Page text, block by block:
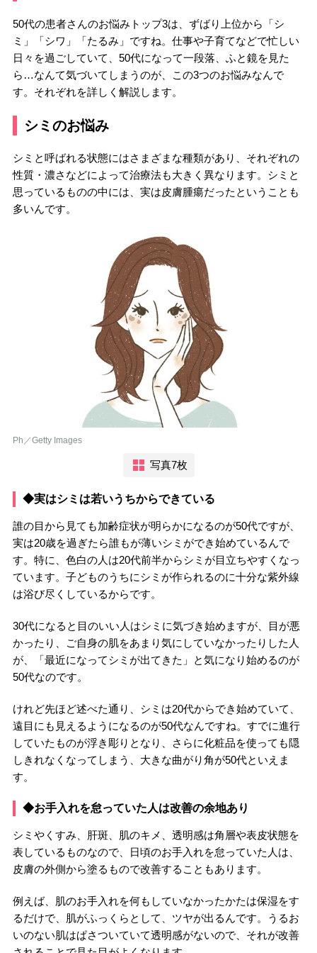
50代の患者さんのお悩みトップ3は、ずばり上位から「シ
ミ」「シワ」「たるみ」ですね。仕事や子育てなどで忙しい
日々を過ごしていて、50代になって一段落、ふと鏡を見た
ら…なんて気づいてしまうのが、この3つのお悩みなんで
す。それぞれを詳しく解説します。
シミのお悩み
シミと呼ばれる状態にはさまざまな種類があり、それぞれの
性質・濃さなどによって治療法も大きく異なります。シミと
思っているものの中には、実は皮膚腫瘍だったということも
多いんです。
Ph／Getty Images
写真7枚
◆実はシミは若いうちからできている
誰の目から見ても加齢症状が明らかになるのが50代ですが、
実は20歳を過ぎたら誰もが薄いシミができ始めているんで
す。特に、色白の人は20代前半からシミが目立ちやすくなっ
ています。子どものうちにシミが作られるのに十分な紫外線
は浴び尽くしているからです。
30代になると目のいい人はシミに気づき始めますが、目が悪
かったり、ご自身の肌をあまり気にしていなかったりした人
が、「最近になってシミが出てきた」と気になり始めるのが
50代なのです。
けれど先ほど述べた通り、シミは20代からでき始めていて、
遠目にも見えるようになるのが50代なんですね。すでに進行
していたものが浮き彫りとなり、さらに化粧品を使っても隠
しきれなくなってしまう、大きな曲がり角が50代といえま
す。
◆お手入れを怠っていた人は改善の余地あり
シミやくすみ、肝斑、肌のキメ、透明感は角層や表皮状態を
表しているものなので、日頃のお手入れを怠っていた人は、
皮膚の外側から塗るもので改善することもあります。
例えば、肌のお手入れを何もしていなかったかたは保湿をす
るだけで、肌がふっくらとして、ツヤが出るんです。うるお
いのない肌はぱさついていて透明感がないので、それが改善